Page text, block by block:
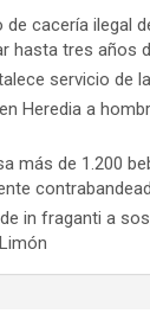
cacería ilegal
hasta tres años
servicio de
Heredia a
más de 1.200
in fraganti a